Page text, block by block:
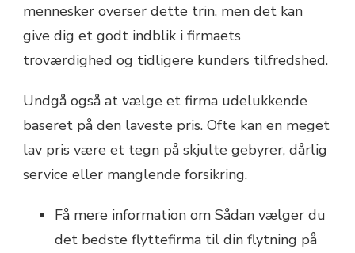
mennesker overser dette trin, men det kan
give dig et godt indblik i firmaets
troværdighed og tidligere kunders tilfredshed.
Undgå også at vælge et firma udelukkende
baseret på den laveste pris. Ofte kan en meget
lav pris være et tegn på skjulte gebyrer, dårlig
service eller manglende forsikring.
Få mere information om Sådan vælger du
det bedste flyttefirma til din flytning på